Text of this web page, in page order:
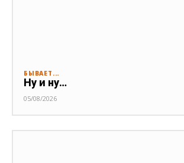
БЫВАЕТ...
Ну и ну…
05/08/2026